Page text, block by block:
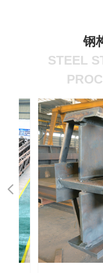
钢
STEEL
넳